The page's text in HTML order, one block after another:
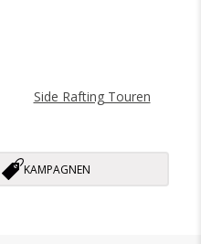
Side Rafting Touren
KAMPAGNEN